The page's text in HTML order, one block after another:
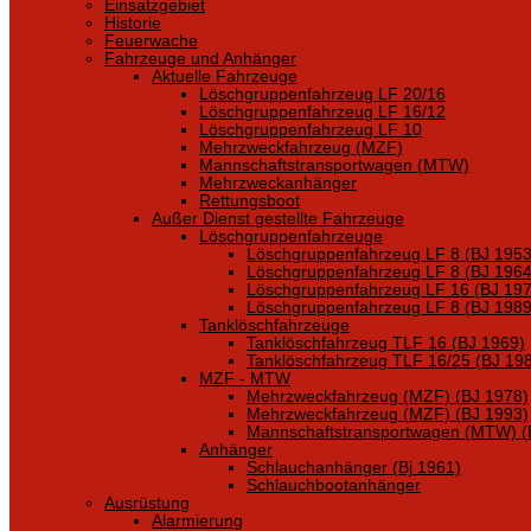
Einsatzgebiet
Historie
Feuerwache
Fahrzeuge und Anhänger
Aktuelle Fahrzeuge
Löschgruppenfahrzeug LF 20/16
Löschgruppenfahrzeug LF 16/12
Löschgruppenfahrzeug LF 10
Mehrzweckfahrzeug (MZF)
Mannschaftstransportwagen (MTW)
Mehrzweckanhänger
Rettungsboot
Außer Dienst gestellte Fahrzeuge
Löschgruppenfahrzeuge
Löschgruppenfahrzeug LF 8 (BJ
Löschgruppenfahrzeug LF 8 (BJ
Löschgruppenfahrzeug LF 16 (BJ
Löschgruppenfahrzeug LF 8 (BJ
Tanklöschfahrzeuge
Tanklöschfahrzeug TLF 16 (BJ 1969)
Tanklöschfahrzeug TLF 16/25 (BJ
MZF - MTW
Mehrzweckfahrzeug (MZF) (BJ 1978)
Mehrzweckfahrzeug (MZF) (BJ 1993)
Mannschaftstransportwagen (MTW)
Anhänger
Schlauchanhänger (Bj 1961)
Schlauchbootanhänger
Ausrüstung
Alarmierung